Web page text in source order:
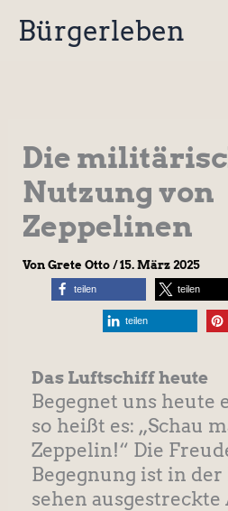
InhaltBürgerleben
Die
Nutzung von
Zeppelinen
Von Grete Otto /15. März 2025
teilen teilen
teilen
Das Luftschiff heute
Begegnet uns heute
so heißt es: „Schau
Zeppelin!“ Die
Begegnung ist in
sehen